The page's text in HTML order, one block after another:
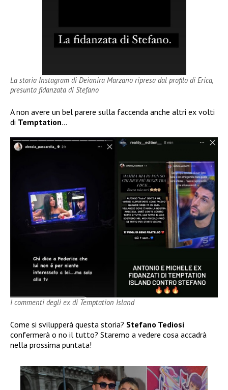
La storia Instagram di Deianira Marzano ripresa dal profilo di Erica,
presunta fidanzata di Stefano
A non avere un bel parere sulla faccenda anche altri ex volti
di Temptation…
I commenti degli ex di Temptation Island
Come si svilupperà questa storia? Stefano Tediosi
confermerà o no il tutto? Staremo a vedere cosa accadrà
nella prossima puntata!